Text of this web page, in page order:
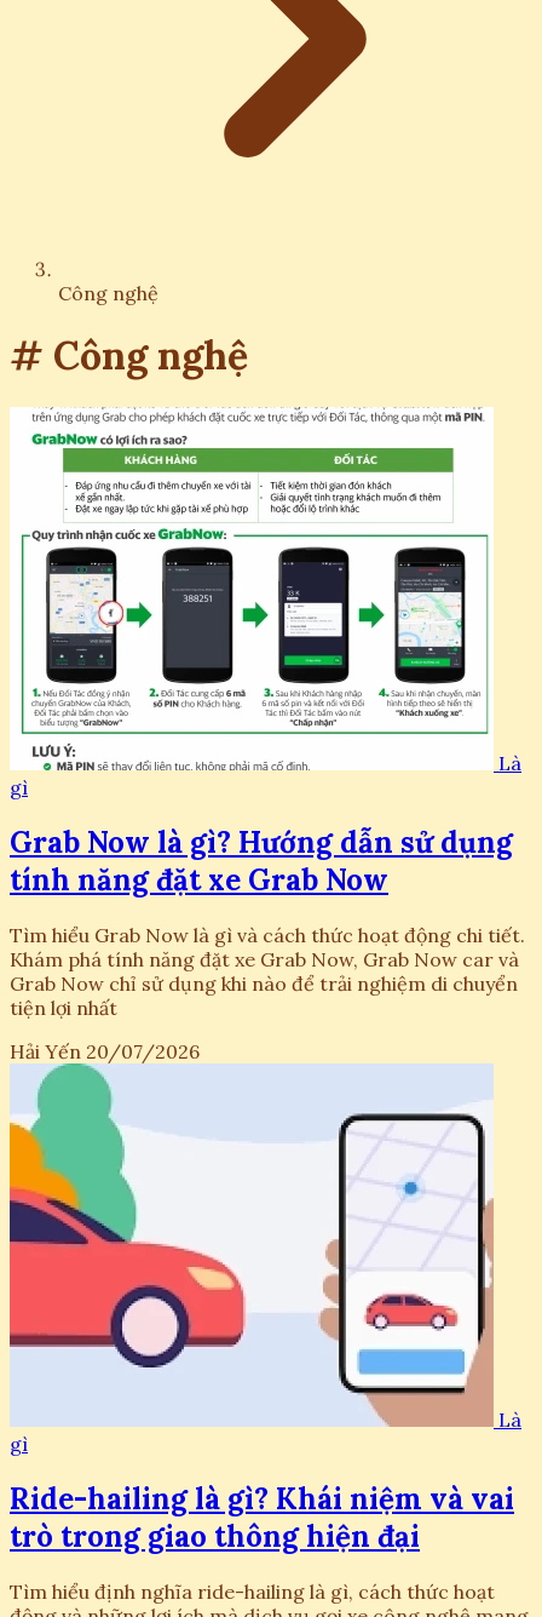
Công nghệ
# Công nghệ
Là
gì
Grab Now là gì? Hướng dẫn sử dụng
tính năng đặt xe Grab Now
Tìm hiểu Grab Now là gì và cách thức hoạt động chi tiết.
Khám phá tính năng đặt xe Grab Now, Grab Now car và
Grab Now chỉ sử dụng khi nào để trải nghiệm di chuyển
tiện lợi nhất
Hải Yến 20/07/2026
Là
gì
Ride-hailing là gì? Khái niệm và vai
trò trong giao thông hiện đại
Tìm hiểu định nghĩa ride-hailing là gì, cách thức hoạt